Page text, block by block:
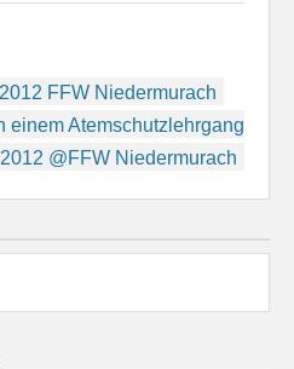
FFW Niedermurach
einem Atemschutzlehrgang
2012 @FFW Niedermurach